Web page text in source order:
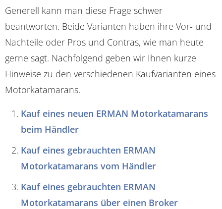
Generell kann man diese Frage schwer
beantworten. Beide Varianten haben ihre Vor- und
Nachteile oder Pros und Contras, wie man heute
gerne sagt. Nachfolgend geben wir Ihnen kurze
Hinweise zu den verschiedenen Kaufvarianten eines
Motorkatamarans.
Kauf eines neuen ERMAN Motorkatamarans
beim Händler
Kauf eines gebrauchten ERMAN
Motorkatamarans vom Händler
Kauf eines gebrauchten ERMAN
Motorkatamarans über einen Broker